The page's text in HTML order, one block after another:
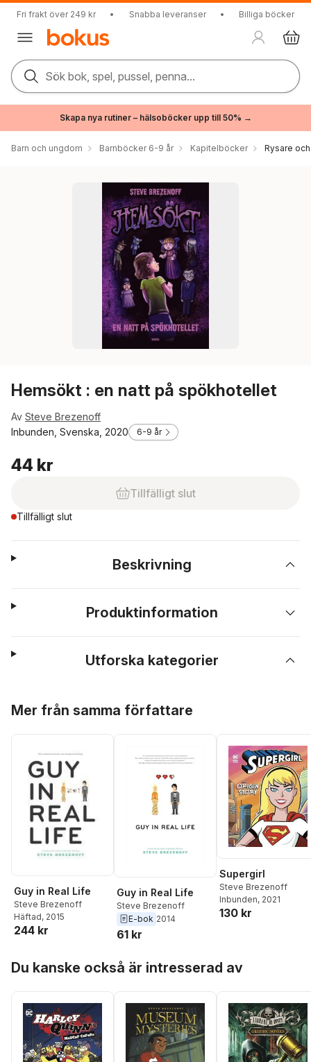
Fri frakt över 249 kr • Snabba leveranser • Billiga böcker
Sök bok, spel, pussel, penna...
Skapa nya rutiner – hälsoböcker upp till 50% →
Barn och ungdom Barnböcker 6-9 år Kapitelböcker Rysare
Hemsökt : en natt på spökhotellet
Av Steve Brezenoff
Inbunden, Svenska, 2020
6-9 år
44 kr
Tillfälligt slut
Tillfälligt slut
Beskrivning
Produktinformation
Utforska kategorier
Mer från samma författare
Guy in Real Life
Steve Brezenoff
Häftad, 2015
244 kr
Guy in Real Life
Steve Brezenoff
E-bok 2014
61 kr
Supergirl
Steve Brezenoff
Inbunden, 2021
130 kr
Du kanske också är intresserad av